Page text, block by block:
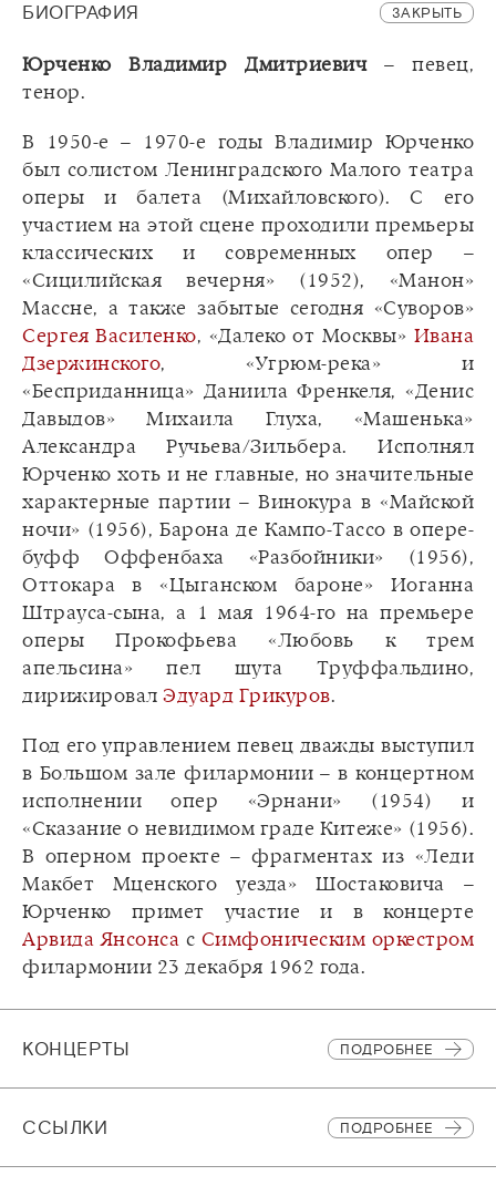
БИОГРАФИЯ ЗАКРЫТЬ
Юрченко Владимир Дмитриевич– певец,
тенор.
В 1950-е – 1970-е годы Владимир Юрченко
был солистом Ленинградского Малого театра
оперы и балета (Михайловского). С его
участием на этой сцене проходили премьеры
классических и современных опер –
«Сицилийская вечерня» (1952), «Манон»
Массне, а также забытые сегодня «Суворов»
Сергея Василенко, «Далеко от Москвы» Ивана
Дзержинского, «Угрюм-река» и
«Бесприданница» Даниила Френкеля, «Денис
Давыдов» Михаила Глуха, «Машенька»
Александра Ручьева/Зильбера. Исполнял
Юрченко хоть и не главные, но значительные
характерные партии – Винокура в «Майской
ночи» (1956), Барона де Кампо-Тассо в опере-
буфф Оффенбаха «Разбойники» (1956),
Оттокара в «Цыганском бароне» Иоганна
Штрауса-сына, а 1 мая 1964-го на премьере
оперы Прокофьева «Любовь к трем
апельсина» пел шута Труффальдино,
дирижировал Эдуард Грикуров.
Под его управлением певец дважды выступил
в Большом зале филармонии – в концертном
исполнении опер «Эрнани» (1954) и
«Сказание о невидимом граде Китеже» (1956).
В оперном проекте – фрагментах из «Леди
Макбет Мценского уезда» Шостаковича –
Юрченко примет участие и в концерте
Арвида Янсонса с Симфоническим оркестром
филармонии 23 декабря 1962 года.
КОНЦЕРТЫ ПОДРОБНЕЕ
CСЫЛКИ ПОДРОБНЕЕ